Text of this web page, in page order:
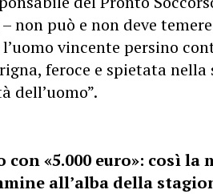
non può e non deve
vincente persino
feroce e spietata nella
dell’uomo”.
«5.000 euro»: così la
all’alba della